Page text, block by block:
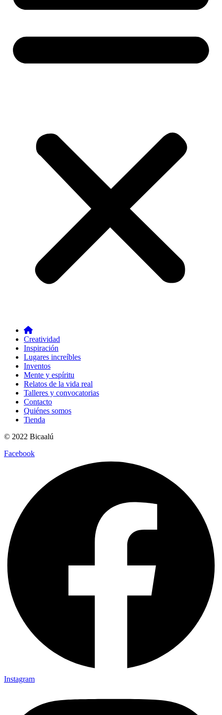
Creatividad
Inspiración
Lugares increíbles
Inventos
Mente y espíritu
Relatos de la vida real
Talleres y convocatorias
Contacto
Quiénes somos
Tienda
© 2022 Bicaalú
Facebook
Instagram